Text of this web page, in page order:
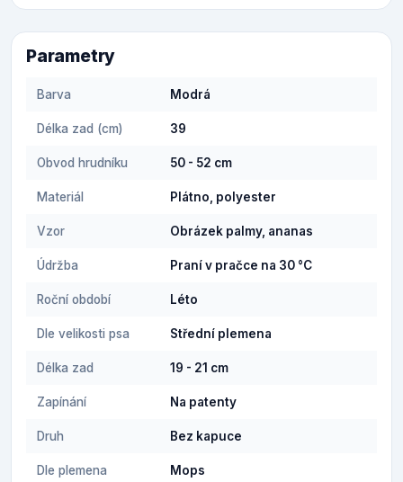
Parametry
Barva Modrá
Délka zad (cm) 39
Obvod hrudníku 50 - 52 cm
Materiál Plátno, polyester
Vzor Obrázek palmy, ananas
Údržba Praní v pračce na 30 °C
Roční období Léto
Dle velikosti psa Střední plemena
Délka zad 19 - 21 cm
Zapínání Na patenty
Druh Bez kapuce
Dle plemena Mops